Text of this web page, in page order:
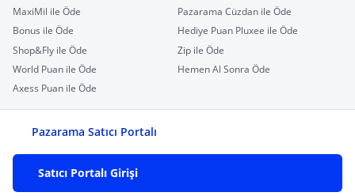
MaxiMil ile Öde
Pazarama Cüzdan ile Öde
Bonus ile Öde
Hediye Puan Pluxee ile Öde
Shop&Fly ile Öde
Zip ile Öde
World Puan ile Öde
Hemen Al Sonra Öde
Axess Puan ile Öde
Pazarama Satıcı Portalı
Satıcı Portalı Girişi